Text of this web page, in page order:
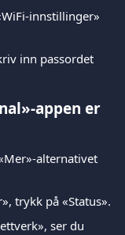
innstillinger»
inn passordet
appen er
alternativet
trykk på «Status».
ser du